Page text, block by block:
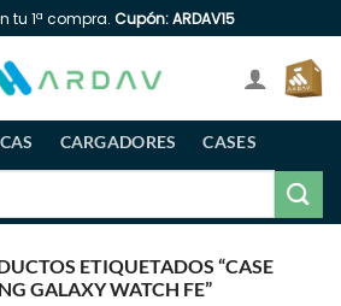
tu 1ª compra. Cupón: ARDAV15
CARGADORES
CASES
ETIQUETADOS “CASE
GALAXY WATCH FE”